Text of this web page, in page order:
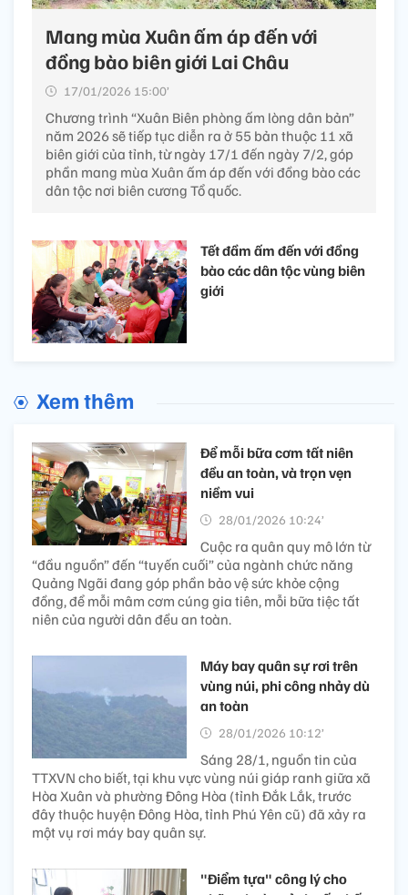
Mang mùa Xuân ấm áp đến với
đồng bào biên giới Lai Châu
17/01/2026 15:00’
Chương trình “Xuân Biên phòng ấm lòng dân bản”
năm 2026 sẽ tiếp tục diễn ra ở 55 bản thuộc 11 xã
biên giới của tỉnh, từ ngày 17/1 đến ngày 7/2, góp
phần mang mùa Xuân ấm áp đến với đồng bào các
dân tộc nơi biên cương Tổ quốc.
Tết đầm ấm đến với đồng
bào các dân tộc vùng biên
giới
Xem thêm
Để mỗi bữa cơm tất niên
đều an toàn, và trọn vẹn
niềm vui
28/01/2026 10:24’
Cuộc ra quân quy mô lớn từ
“đầu nguồn” đến “tuyến cuối” của ngành chức năng
Quảng Ngãi đang góp phần bảo vệ sức khỏe cộng
đồng, để mỗi mâm cơm cúng gia tiên, mỗi bữa tiệc tất
niên của người dân đều an toàn.
Máy bay quân sự rơi trên
vùng núi, phi công nhảy dù
an toàn
28/01/2026 10:12’
Sáng 28/1, nguồn tin của
TTXVN cho biết, tại khu vực vùng núi giáp ranh giữa xã
Hòa Xuân và phường Đông Hòa (tỉnh Đắk Lắk, trước
đây thuộc huyện Đông Hòa, tỉnh Phú Yên cũ) đã xảy ra
một vụ rơi máy bay quân sự.
"Điểm tựa" công lý cho